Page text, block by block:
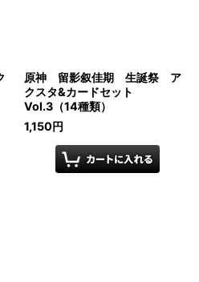
原神 留影叙佳期 生誕祭 ア
クスタ&カードセット
Vol.3（14種類）
1,150円